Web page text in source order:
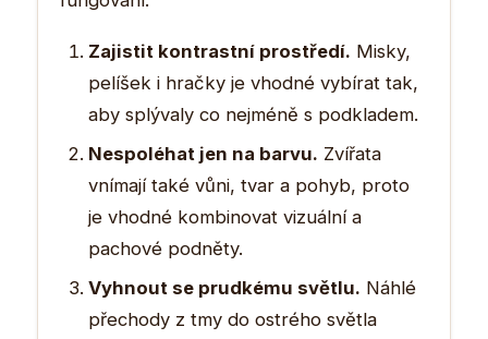
Zajistit kontrastní prostředí. Misky,
pelíšek i hračky je vhodné vybírat tak,
aby splývaly co nejméně s podkladem.
Nespoléhat jen na barvu. Zvířata
vnímají také vůni, tvar a pohyb, proto
je vhodné kombinovat vizuální a
pachové podněty.
Vyhnout se prudkému světlu. Náhlé
přechody z tmy do ostrého světla